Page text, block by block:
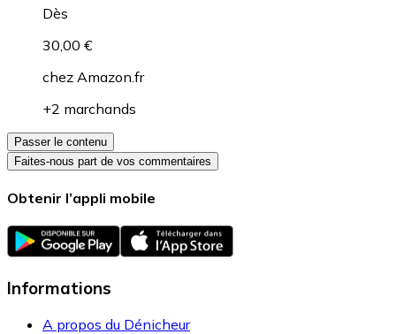
Dès
30,00 €
chez Amazon.fr
+2 marchands
Passer le contenu
Faites-nous part de vos commentaires
Obtenir l’appli mobile
Informations
A propos du Dénicheur